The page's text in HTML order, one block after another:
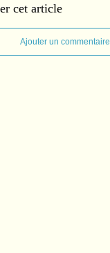
cet article
Ajouter un commentaire